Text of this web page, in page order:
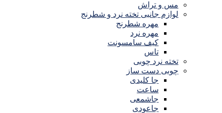
مس و تراش
لوازم جانبی تخته نرد و شطرنج
مهره شطرنج
مهره نرد
کیف سامسونت
تاس
تخته نرد چوبی
چوبی دست ساز
جا کلیدی
ساعت
جاشمعی
جاعودی